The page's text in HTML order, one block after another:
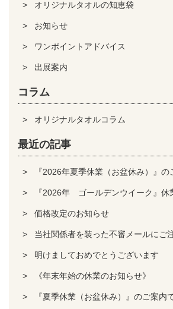
オリジナルタオルの知恵袋
お知らせ
ワンポイントアドバイス
出展案内
コラム
オリジナルタオルコラム
最近の記事
『2026年夏季休業（お盆休み）』の
『2026年 ゴールデンウイーク』休
価格改定のお知らせ
当社関係者を装った不審メールにご
明けましておめでとうございます
《年末年始の休業のお知らせ》
『夏季休業（お盆休み）』のご案内